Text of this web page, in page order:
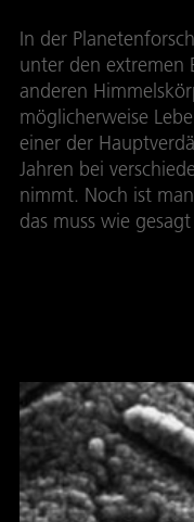
In der
unter den extremen
anderen
möglicherweise
einer der
Jahren bei
nimmt. Noch ist
das muss wie